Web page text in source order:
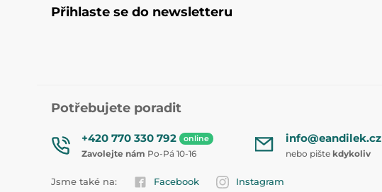
Přihlaste se do newsletteru
Potřebujete poradit
+420 770 330 792 online
Zavolejte nám Po-Pá 10-16
info@eandilek.cz
nebo pište kdykoliv
Jsme také na: Facebook Instagram